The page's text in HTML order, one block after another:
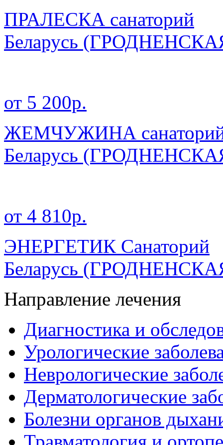
ПРАЛЕСКА санаторий
Беларусь
от 5 200р.
ЖЕМЧУЖИНА
Беларусь
от 4 810р.
ЭНЕРГЕТИК Санаторий
Беларусь
Направление лечения
Диагностика и
Урологические
Неврологические
Дерматологические
Болезни органов